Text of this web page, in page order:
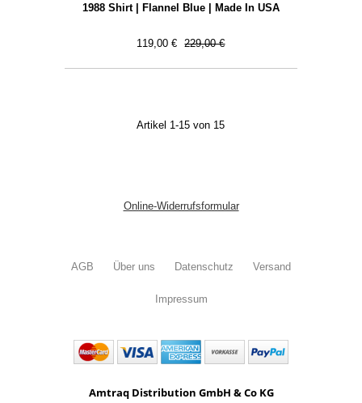
1988 Shirt | Flannel Blue | Made In USA
119,00 € 229,00 €
Artikel 1-15 von 15
Online-Widerrufsformular
AGB Über uns Datenschutz Versand
Impressum
Amtraq Distribution GmbH & Co KG